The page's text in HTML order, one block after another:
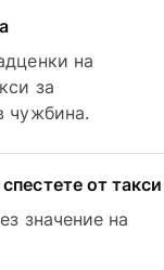
на
за
чужбина.
от такси
значение на